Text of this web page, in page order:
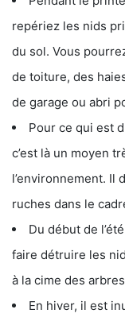
repériez les nids
du sol. Vous
de toiture, des
de garage ou abri
Pour ce qui est
c’est là un moyen
l’environnement. Il
ruches dans le
Du début de
faire détruire les
à la cime des
En hiver, il est